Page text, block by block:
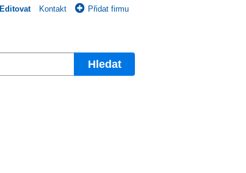
Editovat Kontakt Přidat firmu
Hledat